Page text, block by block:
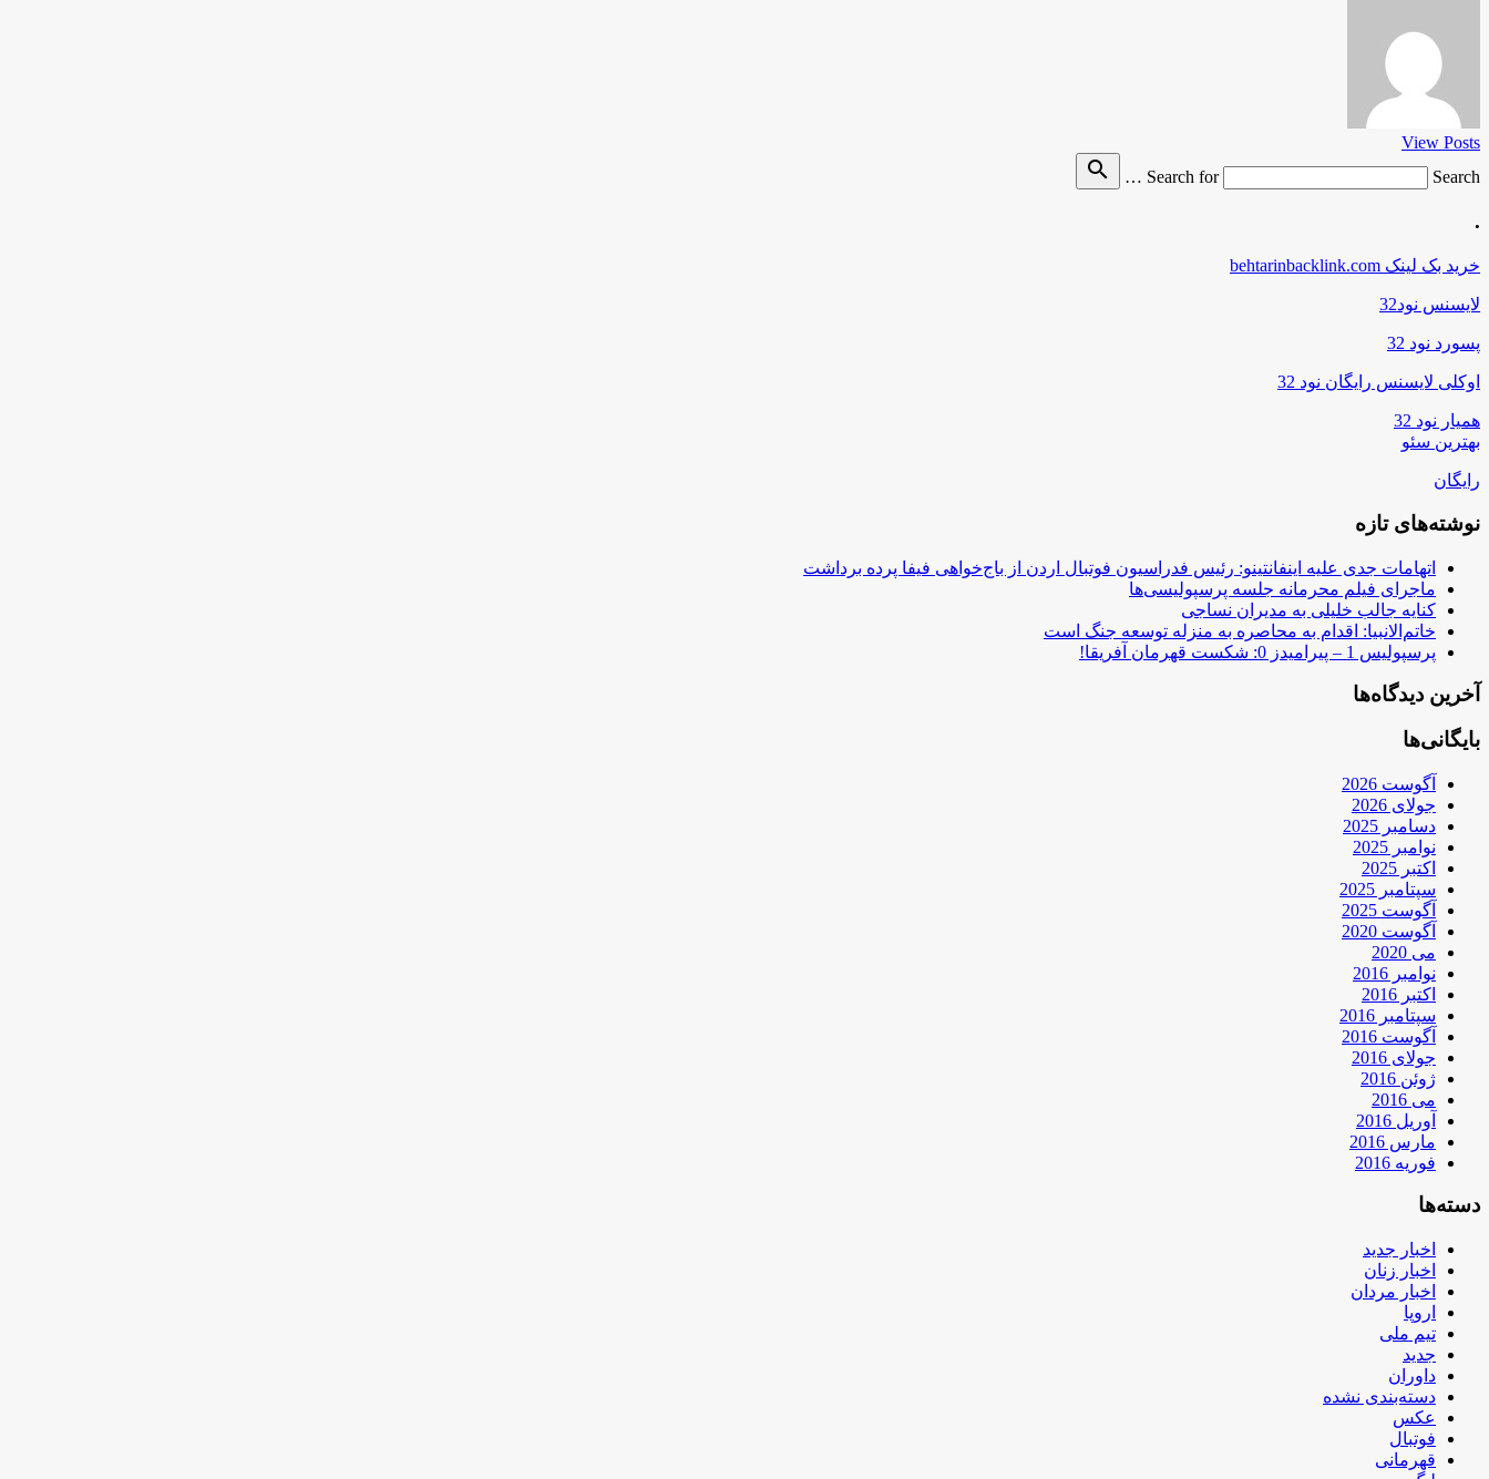
View Posts
Search for
Search …
search
.
خرید بک لینک behtarinbacklink.com
لایسنس نود32
پسورد نود 32
اوکلی لایسنس رایگان نود 32
همیار نود 32
بهترین سئو
رایگان
نوشته‌های تازه
اتهامات جدی علیه اینفانتینو: رئیس فدراسیون فوتبال اردن از باج‌خواهی فیفا پرده برداشت
ماجرای فیلم محرمانه جلسه پرسپولیسی‌ها
کنایه جالب خلیلی به مدیران نساجی
خاتم‌الانبیا: اقدام به محاصره به منزله توسعه جنگ است
پرسپولیس 1 – پیرامیدز 0: شکست قهرمان آفریقا!
آخرین دیدگاه‌ها
بایگانی‌ها
آگوست 2026
جولای 2026
دسامبر 2025
نوامبر 2025
اکتبر 2025
سپتامبر 2025
آگوست 2025
آگوست 2020
می 2020
نوامبر 2016
اکتبر 2016
سپتامبر 2016
آگوست 2016
جولای 2016
ژوئن 2016
می 2016
آوریل 2016
مارس 2016
فوریه 2016
دسته‌ها
اخبار جدید
اخبار زنان
اخبار مردان
اروپا
تیم ملی
جدید
داوران
دسته‌بندی نشده
عکس
فوتبال
قهرمانی